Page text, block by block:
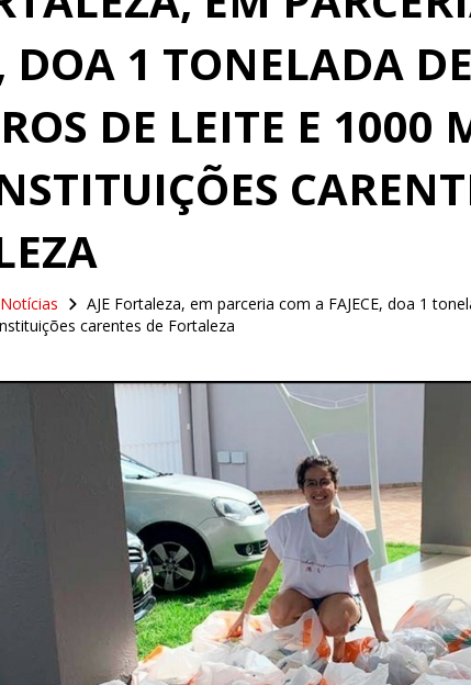
DOA 1 TONELADA
DE LEITE E 1000
AJE Fortaleza, em parceria com a FAJECE, doa 1
carentes de Fortaleza